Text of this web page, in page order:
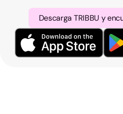
Descarga TRIBBU y